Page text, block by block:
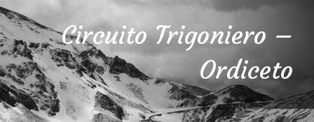
Circuito Trigoniero –
Ordiceto